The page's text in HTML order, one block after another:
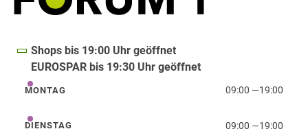
Shops bis 19:00 Uhr geöffnet
EUROSPAR bis 19:30 Uhr geöffnet
Montag
MONTAG 09:00 —19:00
Dienstag
DIENSTAG 09:00 —19:00